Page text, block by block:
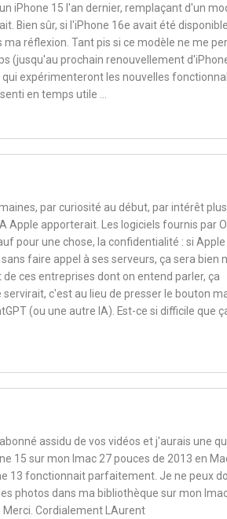
iPhone 15 l'an dernier, remplaçant d'un
Bien sûr, si l'iPhone 16e avait été
réflexion. Tant pis si ce modèle ne me
(jusqu'au prochain renouvellement
expérimenteront les nouvelles
en temps utile ...
par curiosité au début, par intérêt
Apple apporterait. Les logiciels fournis par
pour une chose, la confidentialité : si
faire appel à ses serveurs, ça sera bien
ces entreprises dont on entend parler, ça
c'est au lieu de presser le bouton
(ou une autre IA). Est-ce si difficile que
assidu de vos vidéos et j'aurais une
15 sur mon Imac 27 pouces de 2013 en
13 fonctionnait parfaitement. Je ne peux
photos dans ma bibliothèque sur mon
Cordialement LAurent